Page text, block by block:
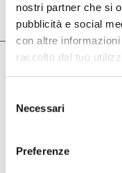
nostri partner che si
pubblicità e social
con altre
raccolto dal tuo
delNecessari
Preferenze
Last update:
Links
Winter
Democracy
University